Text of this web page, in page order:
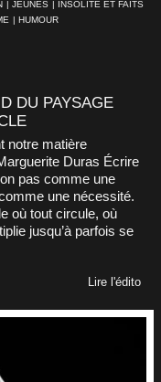
| JEUNES | INSOLITE ET FAITS
| HUMOUR
DU PAYSAGE
notre matière
Duras Écrire
pas comme une
une nécessité.
où tout circule, où
jusqu’à parfois se
Lire l'édito